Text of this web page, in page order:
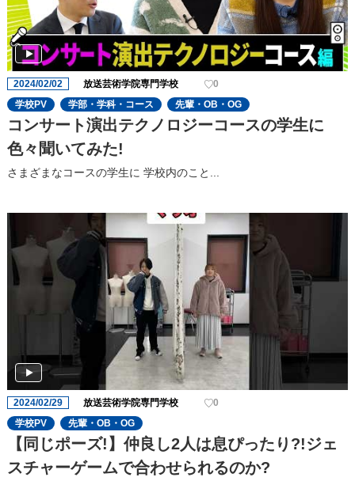
2024/02/02 放送芸術学院専門学校
0
学校PV
学部・学科・コース 先輩・OB・OG
コンサート演出テクノロジーコースの学生に
色々聞いてみた!
さまざまなコースの学⽣に 学校内のこと...
2024/02/29 放送芸術学院専門学校
0
学校PV
先輩・OB・OG
【同じポーズ!】仲良し2人は息ぴったり?!ジェ
スチャーゲームで合わせられるのか?